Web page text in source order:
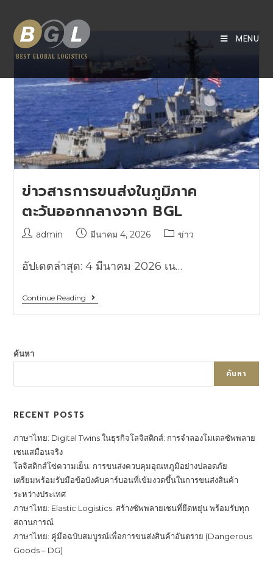
MENU
ข่าวสารการขนส่งในภูมิภาค
ตะวันออกกลางจาก BGL
admin มีนาคม 4, 2026 ข่าว
อัปเดตล่าสุด: 4 มีนาคม 2026 เน…
Continue Reading
ค้นหา
ค้นหา
RECENT POSTS
ภาษาไทย: Digital Twins ในธุรกิจโลจิสติกส์: การจำลองโมเดลซัพพลาย
เชนเสมือนจริง
โลจิสติกส์โซ่ความเย็น: การขนส่งควบคุมอุณหภูมิอย่างปลอดภัย
เตรียมพร้อมรับมือข้อบังคับคาร์บอนที่เข้มงวดขึ้นในการขนส่งสินค้า
ระหว่างประเทศ
ภาษาไทย: Elastic Logistics: สร้างซัพพลายเชนที่ยืดหยุ่น พร้อมรับทุก
สถานการณ์
ภาษาไทย: คู่มือฉบับสมบูรณ์เพื่อการขนส่งสินค้าอันตราย (Dangerous
Goods – DG)